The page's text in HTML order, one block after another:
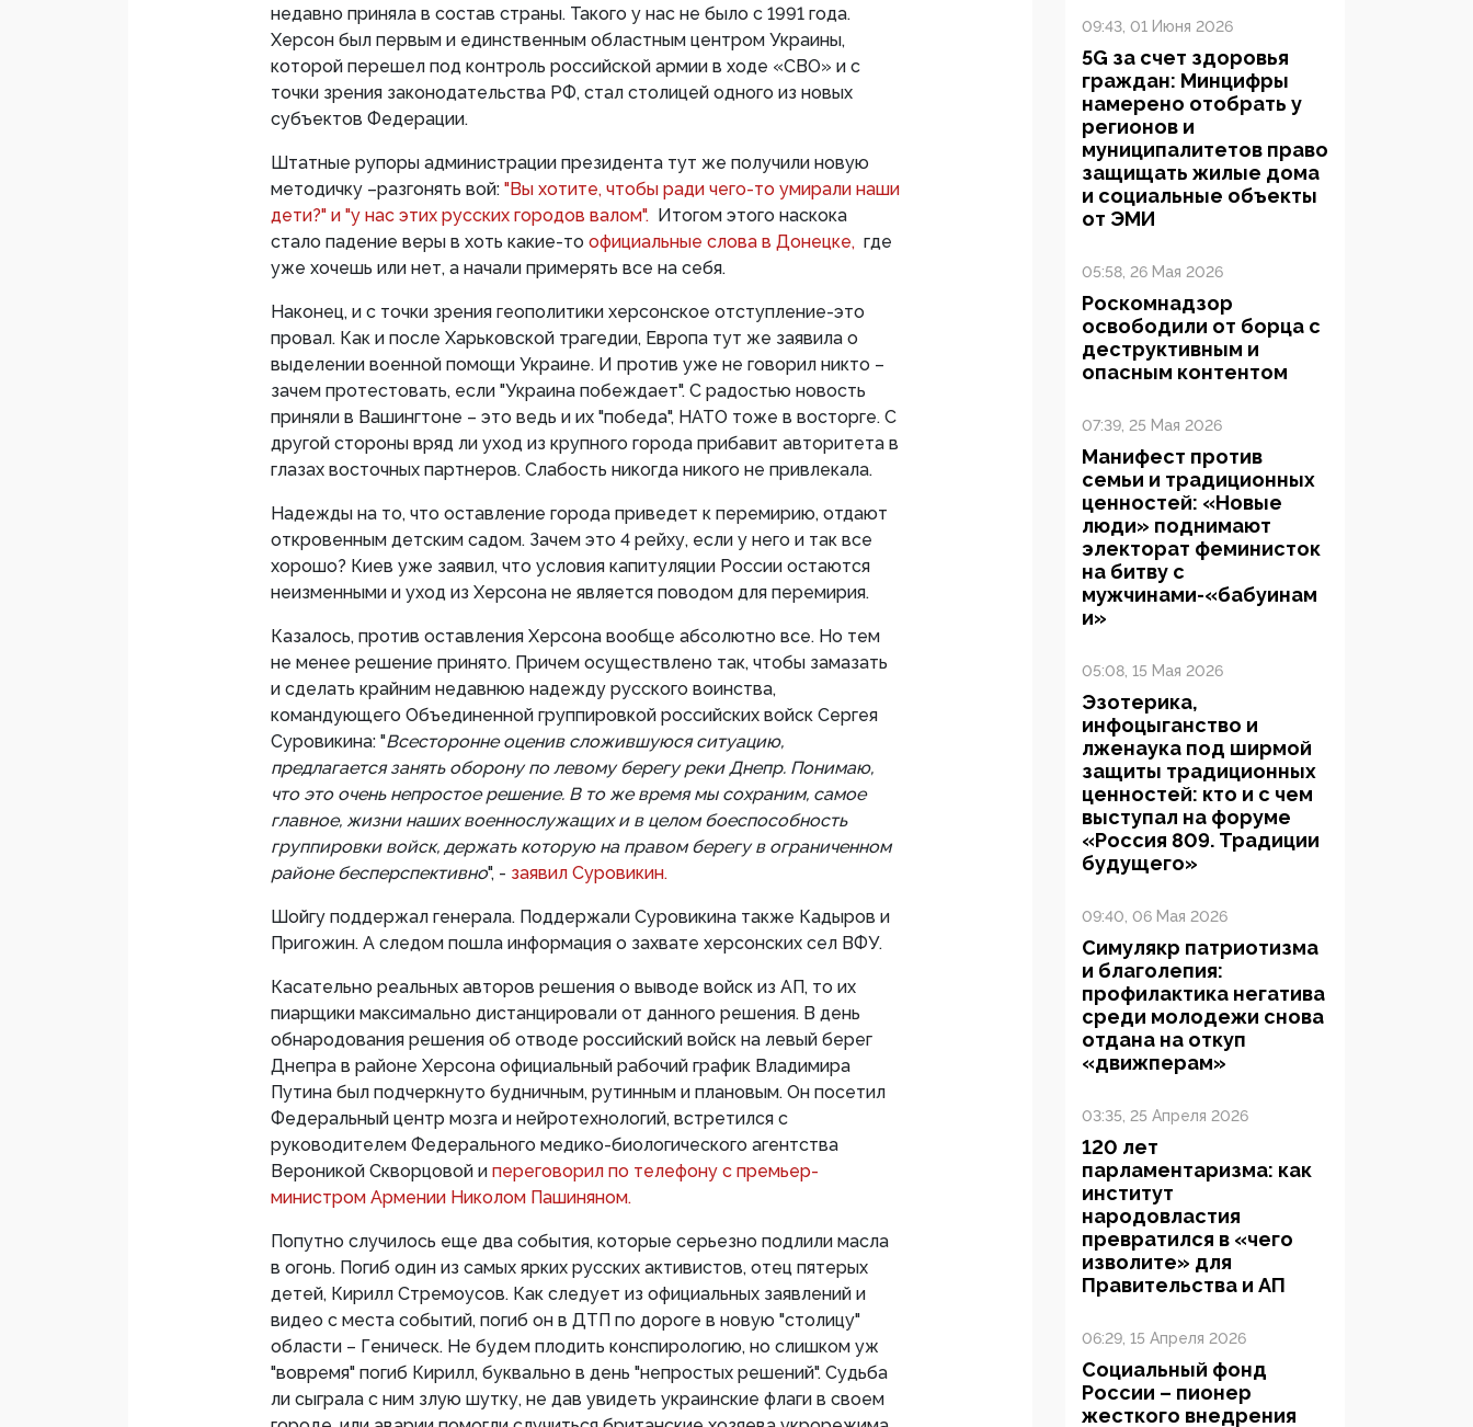
недавно приняла в состав страны. Такого у нас не было с 1991 года.
Херсон был первым и единственным областным центром Украины,
которой перешел под контроль российской армии в ходе «СВО» и с
точки зрения законодательства РФ, стал столицей одного из новых
субъектов Федерации.
Штатные рупоры администрации президента тут же получили новую
методичку –разгонять вой: "Вы хотите, чтобы ради чего-то умирали наши
дети?" и "у нас этих русских городов валом". Итогом этого наскока
стало падение веры в хоть какие-то официальные слова в Донецке, где
уже хочешь или нет, а начали примерять все на себя.
Наконец, и с точки зрения геополитики херсонское отступление-это
провал. Как и после Харьковской трагедии, Европа тут же заявила о
выделении военной помощи Украине. И против уже не говорил никто –
зачем протестовать, если "Украина побеждает". С радостью новость
приняли в Вашингтоне – это ведь и их "победа", НАТО тоже в восторге. С
другой стороны вряд ли уход из крупного города прибавит авторитета в
глазах восточных партнеров. Слабость никогда никого не привлекала.
Надежды на то, что оставление города приведет к перемирию, отдают
откровенным детским садом. Зачем это 4 рейху, если у него и так все
хорошо? Киев уже заявил, что условия капитуляции России остаются
неизменными и уход из Херсона не является поводом для перемирия.
Казалось, против оставления Херсона вообще абсолютно все. Но тем
не менее решение принято. Причем осуществлено так, чтобы замазать
и сделать крайним недавнюю надежду русского воинства,
командующего Объединенной группировкой российских войск Сергея
Суровикина: "Всесторонне оценив сложившуюся ситуацию,
предлагается занять оборону по левому берегу реки Днепр. Понимаю,
что это очень непростое решение. В то же время мы сохраним, самое
главное, жизни наших военнослужащих и в целом боеспособность
группировки войск, держать которую на правом берегу в ограниченном
районе бесперспективно", - заявил Суровикин.
Шойгу поддержал генерала. Поддержали Суровикина также Кадыров и
Пригожин. А следом пошла информация о захвате херсонских сел ВФУ.
Касательно реальных авторов решения о выводе войск из АП, то их
пиарщики максимально дистанцировали от данного решения. В день
обнародования решения об отводе российский войск на левый берег
Днепра в районе Херсона официальный рабочий график Владимира
Путина был подчеркнуто будничным, рутинным и плановым. Он посетил
Федеральный центр мозга и нейротехнологий, встретился с
руководителем Федерального медико-биологического агентства
Вероникой Скворцовой и переговорил по телефону с премьер-
министром Армении Николом Пашиняном.
Попутно случилось еще два события, которые серьезно подлили масла
в огонь. Погиб один из самых ярких русских активистов, отец пятерых
детей, Кирилл Стремоусов. Как следует из официальных заявлений и
видео с места событий, погиб он в ДТП по дороге в новую "столицу"
области – Геническ. Не будем плодить конспирологию, но слишком уж
"вовремя" погиб Кирилл, буквально в день "непростых решений". Судьба
ли сыграла с ним злую шутку, не дав увидеть украинские флаги в своем
09:43, 01 Июня 2026
5G за счет здоровья
граждан: Минцифры
намерено отобрать у
регионов и
муниципалитетов право
защищать жилые дома
и социальные объекты
от ЭМИ
05:58, 26 Мая 2026
Роскомнадзор
освободили от борца с
деструктивным и
опасным контентом
07:39, 25 Мая 2026
Манифест против
семьи и традиционных
ценностей: «Новые
люди» поднимают
электорат феминисток
на битву с
мужчинами-«бабуинам
и»
05:08, 15 Мая 2026
Эзотерика,
инфоцыганство и
лженаука под ширмой
защиты традиционных
ценностей: кто и с чем
выступал на форуме
«Россия 809. Традиции
будущего»
09:40, 06 Мая 2026
Симулякр патриотизма
и благолепия:
профилактика негатива
среди молодежи снова
отдана на откуп
«движперам»
03:35, 25 Апреля 2026
120 лет
парламентаризма: как
институт
народовластия
превратился в «чего
изволите» для
Правительства и АП
06:29, 15 Апреля 2026
Социальный фонд
России – пионер
жесткого внедрения